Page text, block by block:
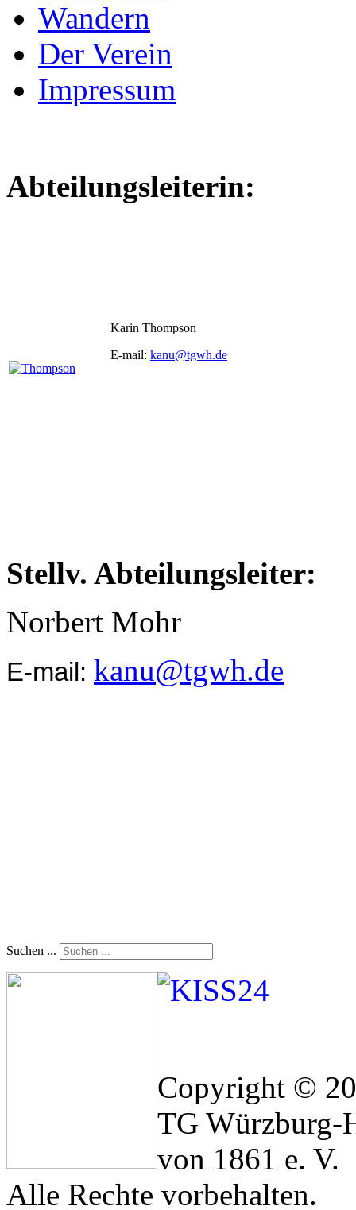
Wandern
Der Verein
Impressum
Abteilungsleiterin:
Karin Thompson
E-mail: kanu@tgwh.de
Stellv. Abteilungsleiter:
Norbert Mohr
E-mail: kanu@tgwh.de
Suchen ...
Copyright ©
TG Würzburg-
von 1861 e. V.
Alle Rechte vorbehalten.